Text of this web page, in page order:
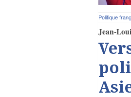
Politique
Jean-